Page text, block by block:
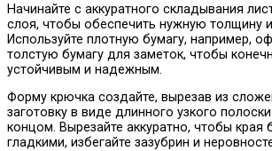
Начинайте с аккуратного складывания
слоя, чтобы обеспечить нужную толщину
Используйте плотную бумагу, например,
толстую бумагу для заметок, чтобы
устойчивым и надежным.
Форму крючка создайте, вырезав из
заготовку в виде длинного узкого
концом. Вырезайте аккуратно, чтобы края
гладкими, избегайте зазубрин и